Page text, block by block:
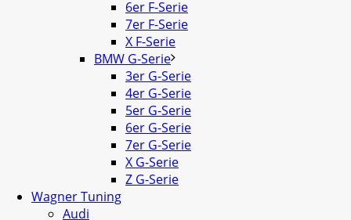
6er F-Serie
7er F-Serie
X F-Serie
BMW G-Serie
3er G-Serie
4er G-Serie
5er G-Serie
6er G-Serie
7er G-Serie
X G-Serie
Z G-Serie
Wagner Tuning
Audi